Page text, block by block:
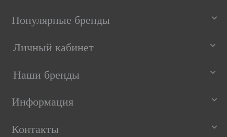
Популярные бренды
Личный кабинет
Наши бренды
Информация
Контакты